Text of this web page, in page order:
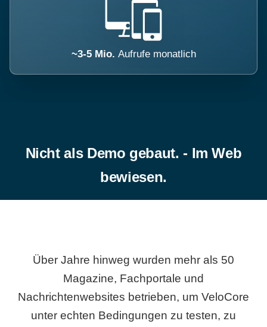
~3-5 Mio. Aufrufe monatlich
Nicht als Demo gebaut. - Im Web
bewiesen.
Über Jahre hinweg wurden mehr als 50
Magazine, Fachportale und
Nachrichtenwebsites betrieben, um VeloCore
unter echten Bedingungen zu testen, zu